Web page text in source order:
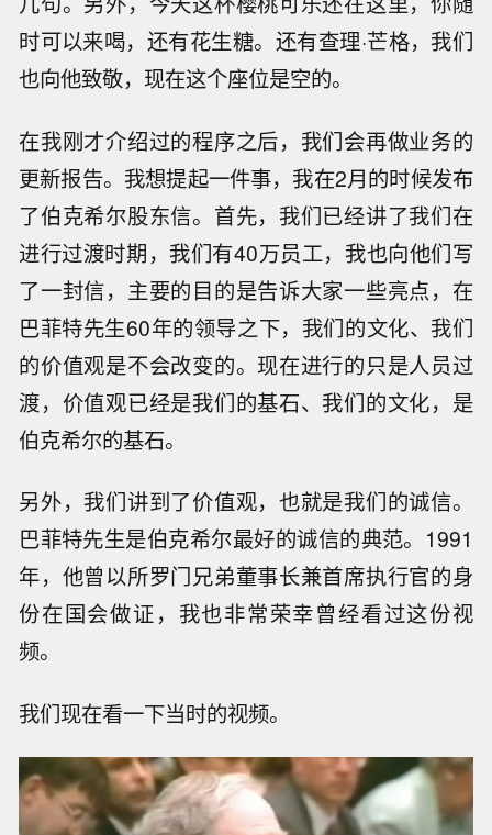
时可以来喝，还有花生糖。还有查理·芒格，我们
也向他致敬，现在这个座位是空的。
在我刚才介绍过的程序之后，我们会再做业务的
更新报告。我想提起一件事，我在2月的时候发布
了伯克希尔股东信。首先，我们已经讲了我们在
进行过渡时期，我们有40万员工，我也向他们写
了一封信，主要的目的是告诉大家一些亮点，在
巴菲特先生60年的领导之下，我们的文化、我们
的价值观是不会改变的。现在进行的只是人员过
渡，价值观已经是我们的基石、我们的文化，是
伯克希尔的基石。
另外，我们讲到了价值观，也就是我们的诚信。
巴菲特先生是伯克希尔最好的诚信的典范。1991
年，他曾以所罗门兄弟董事长兼首席执行官的身
份在国会做证，我也非常荣幸曾经看过这份视
频。
我们现在看一下当时的视频。